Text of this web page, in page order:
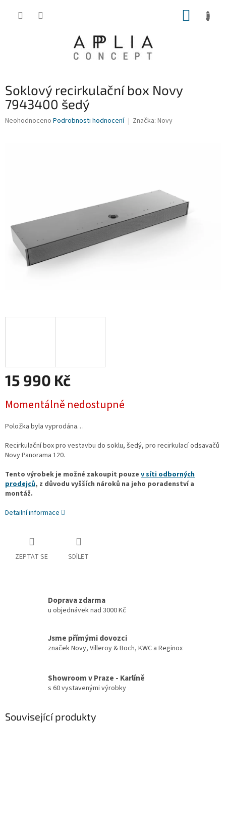
Soklový recirkulační box Novy
7943400 šedý
Průměrné
Neohodnoceno Podrobnosti hodnocení Značka: Novy
15 990 Kč
cena:
Momentálně nedostupné
Položka byla vyprodána…
Recirkulační box pro vestavbu do soklu, šedý, pro recirkulací odsavačů
Novy Panorama 120.
Tento výrobek je možné zakoupit pouze v síti odborných
prodejců, z důvodu vyšších nároků na jeho poradenství a
montáž.
Detailní informace
ZEPTAT SE SDÍLET
Doprava zdarma
u objednávek nad 3000 Kč
Jsme přímými dovozci
značek Novy, Villeroy & Boch, KWC a Reginox
Showroom v Praze - Karlíně
s 60 vystavenými výrobky
Související produkty